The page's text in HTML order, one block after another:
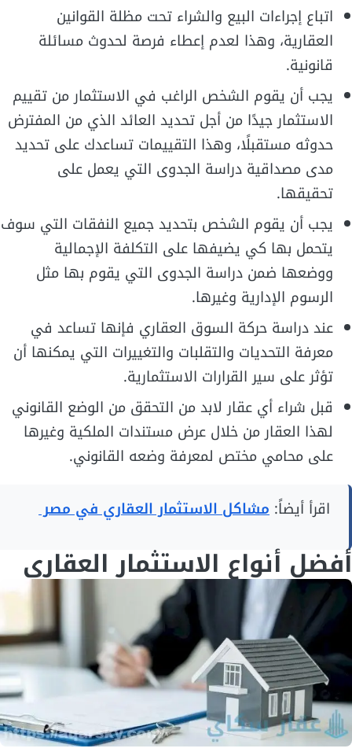
اتباع إجراءات البيع والشراء تحت مظلة القوانين
العقارية، وهذا لعدم إعطاء فرصة لحدوث مسائلة
قانونية.
يجب أن يقوم الشخص الراغب في الاستثمار من تقييم
الاستثمار جيدًا من أجل تحديد العائد الذي من المفترض
حدوثه مستقبلًا، وهذا التقييمات تساعدك على تحديد
مدى مصداقية دراسة الجدوى التي يعمل على
تحقيقها.
يجب أن يقوم الشخص بتحديد جميع النفقات التي سوف
يتحمل بها كي يضيفها على التكلفة الإجمالية
ووضعها ضمن دراسة الجدوى التي يقوم بها مثل
الرسوم الإدارية وغيرها.
عند دراسة حركة السوق العقاري فإنها تساعد في
معرفة التحديات والتقلبات والتغييرات التي يمكنها أن
تؤثر على سير القرارات الاستثمارية.
قبل شراء أي عقار لابد من التحقق من الوضع القانوني
لهذا العقار من خلال عرض مستندات الملكية وغيرها
على محامي مختص لمعرفة وضعه القانوني.
اقرأ أيضاً: مشاكل الاستثمار العقاري في مصر
أفضل أنواع الاستثمار العقاري